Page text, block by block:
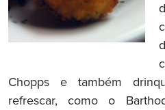
Chopps e também
refrescar, como o